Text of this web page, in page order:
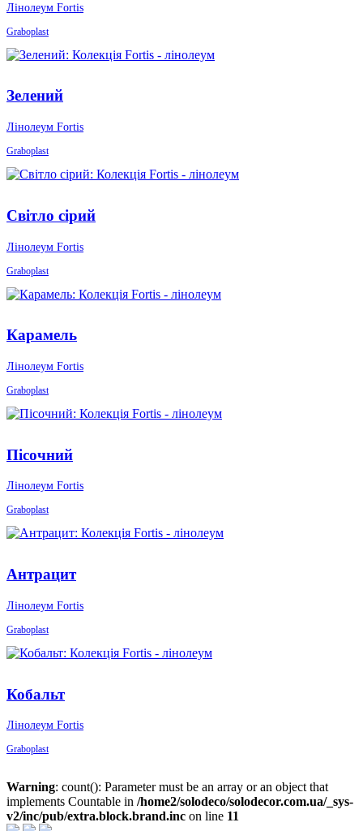
Лінолеум Fortis
Graboplast
Зелений
Лінолеум Fortis
Graboplast
Світло сірий
Лінолеум Fortis
Graboplast
Карамель
Лінолеум Fortis
Graboplast
Пісочний
Лінолеум Fortis
Graboplast
Антрацит
Лінолеум Fortis
Graboplast
Кобальт
Лінолеум Fortis
Graboplast
Warning: count(): Parameter must be an array or an object that
implements Countable in /home2/solodeco/solodecor.com.ua/_sys-
v2/inc/pub/extra.block.brand.inc on line 11